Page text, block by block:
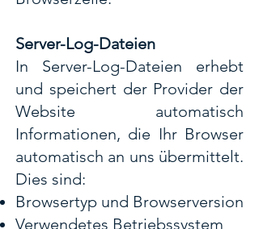
Server-Log-Dateien
In Server-Log-Dateien erhebt
und speichert der Provider der
Website automatisch
Informationen, die Ihr Browser
automatisch an uns übermittelt.
Dies sind:
Browsertyp und Browserversion
Verwendetes Betriebssystem